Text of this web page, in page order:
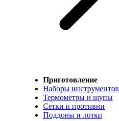
Приготовление
Наборы инструментов
Термометры и щупы
Сетки и противни
Поддоны и лотки